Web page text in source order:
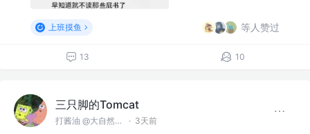
上班摸鱼 等人赞过
13 10
三只脚的Tomcat
打酱油 @大自然空气搬运股份有限公司 · 3天前